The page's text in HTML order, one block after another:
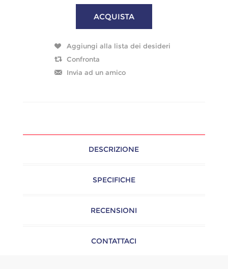
DESCRIZIONE
SPECIFICHE
RECENSIONI
CONTATTACI